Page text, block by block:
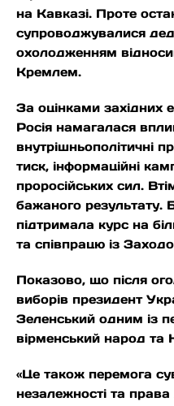
на Кавказі. Проте
супроводжувалися
охолодженням
Кремлем.
За оцінками західних
Росія намагалася
внутрішньополітичні
тиск, інформаційні
проросійських сил.
бажаного результату.
підтримала курс на
та співпрацю із
Показово, що після
виборів президент
Зеленський одним із
вірменський народ та
«Це також перемога
незалежності та